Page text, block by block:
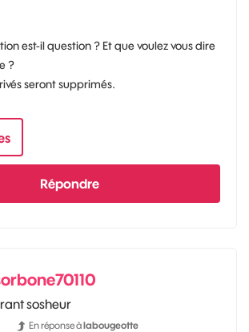
est-il question ? Et que voulez vous dire
?
seront supprimés.
Répondre
sosheur
En réponse àlabougeotte